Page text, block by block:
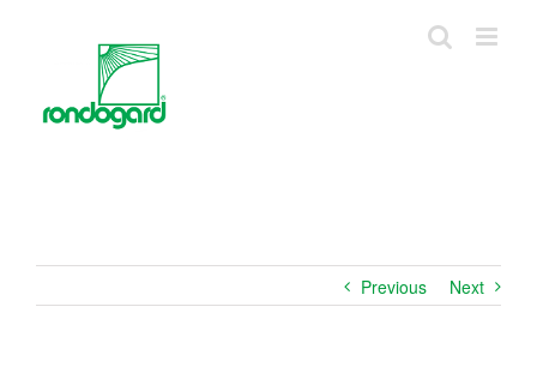
Previous Next